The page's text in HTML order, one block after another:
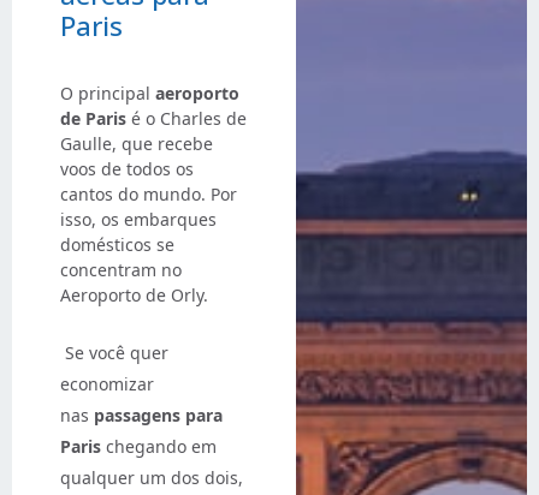
Paris
O principal aeroporto
de Paris é o Charles de
Gaulle, que recebe
voos de todos os
cantos do mundo. Por
isso, os embarques
domésticos se
concentram no
Aeroporto de Orly.
Se você quer
economizar
nas passagens para
Paris chegando em
qualquer um dos dois,